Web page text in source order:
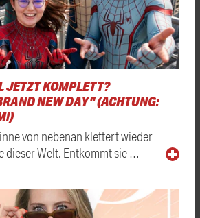
JETZT KOMPLETT?
NEW DAY" (ACHTUNG:
von nebenan klettert wieder
dieser Welt. Entkommt sie …